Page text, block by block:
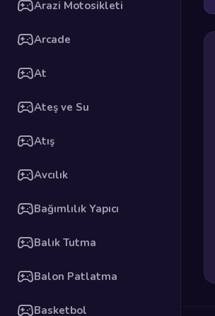
Arazi Motosikleti
Arcade
At
Ateş ve Su
Atış
Avcılık
Bağımlılık Yapıcı
Balık Tutma
Balon Patlatma
Basketbol